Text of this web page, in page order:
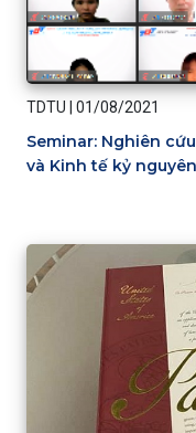
TDTU 01/08/2021
Seminar: Nghiên
và Kinh tế kỷ